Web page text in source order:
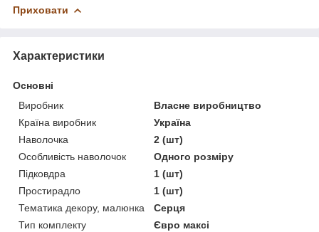
Приховати
Характеристики
Основні
Виробник
Власне виробництво
Країна виробник
Україна
Наволочка
2 (шт)
Особливість наволочок
Одного розміру
Підковдра
1 (шт)
Простирадло
1 (шт)
Тематика декору, малюнка
Серця
Тип комплекту
Євро максі